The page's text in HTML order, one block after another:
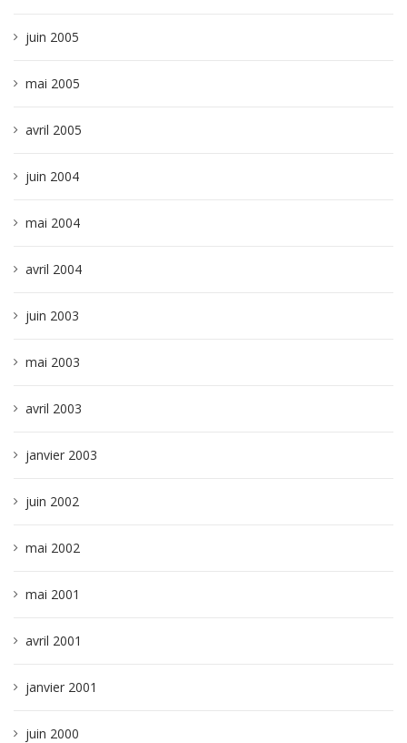
juin 2005
mai 2005
avril 2005
juin 2004
mai 2004
avril 2004
juin 2003
mai 2003
avril 2003
janvier 2003
juin 2002
mai 2002
mai 2001
avril 2001
janvier 2001
juin 2000